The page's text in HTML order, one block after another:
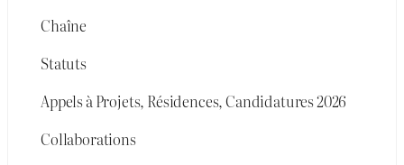
Chaîne
Statuts
Appels à Projets, Résidences, Candidatures 2026
Collaborations